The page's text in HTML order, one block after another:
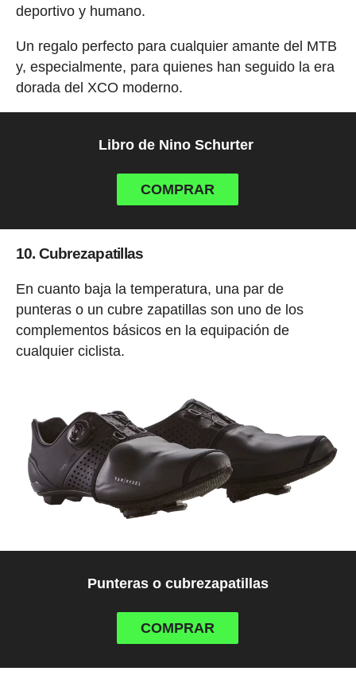
deportivo y humano.
Un regalo perfecto para cualquier amante del MTB
y, especialmente, para quienes han seguido la era
dorada del XCO moderno.
Libro de Nino Schurter
COMPRAR
10. Cubrezapatillas
En cuanto baja la temperatura, una par de
punteras o un cubre zapatillas son uno de los
complementos básicos en la equipación de
cualquier ciclista.
Punteras o cubrezapatillas
COMPRAR